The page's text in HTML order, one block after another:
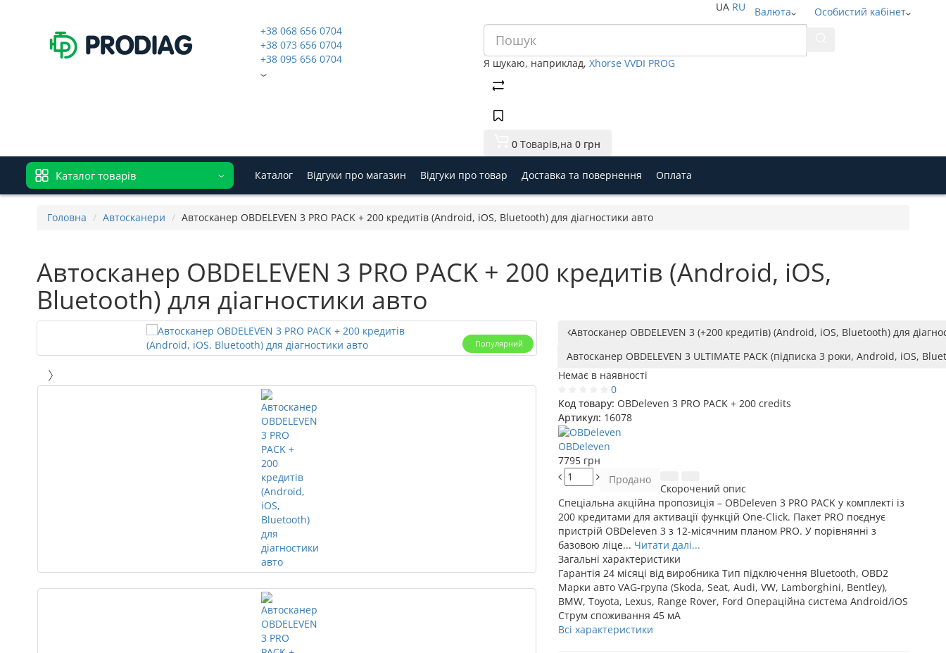
Особистий кабінет
Валюта
UA RU
+38 068 656 0704
+38 073 656 0704
+38 095 656 0704
Я шукаю, наприклад, Xhorse VVDI PROG
0 Товарів,на0 грн
Каталог товарів Каталог Відгуки про магазин Відгуки про товар Доставка та повернення Оплата
Головна Автосканери Автосканер OBDELEVEN 3 PRO PACK + 200 кредитів (Android, iOS, Bluetooth) для діагностики авто
Автосканер OBDELEVEN 3 PRO PACK + 200 кредитів (Android, iOS,
Bluetooth) для діагностики авто
Популярний
Автосканер OBDELEVEN 3 (+200 кредитів) (Android, iOS, Bluetooth) для
Автосканер OBDELEVEN 3 ULTIMATE PACK (підписка 3 роки, Android, iOS,
Немає в наявності
0
Код товару: OBDeleven 3 PRO PACK + 200 credits
Артикул: 16078
OBDeleven
7795 грн
Продано
Скорочений опис
Спеціальна акційна пропозиція – OBDeleven 3 PRO PACK у комплекті із
200 кредитами для активації функцій One-Click. Пакет PRO поєднує
пристрій OBDeleven 3 з 12-місячним планом PRO. У порівнянні з
базовою ліце... Читати далі...
Загальні характеристики
Гарантія 24 місяці від виробника Тип підключення Bluetooth, OBD2
Марки авто VAG-група (Skoda, Seat, Audi, VW, Lamborghini, Bentley),
BMW, Toyota, Lexus, Range Rover, Ford Операційна система Android/iOS
Струм споживання 45 мА
Всі характеристики